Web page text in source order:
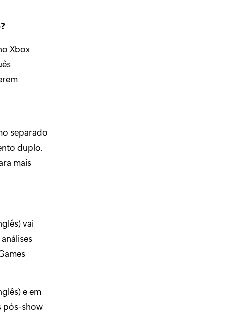
Xbox
separado
duplo.
mais
vai
e em
pós-show